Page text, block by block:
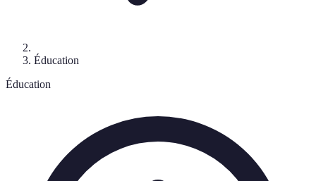
Éducation
Éducation